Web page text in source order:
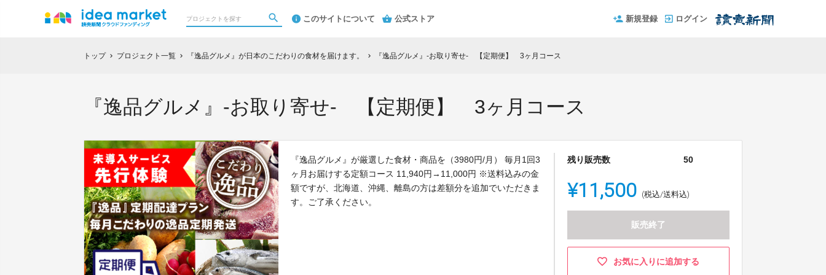
このサイトについて 公式ストア 新規登録 ログイン
トップ chevron_right プロジェクト一覧 chevron_right 『逸品グルメ』が日本のこだわりの食材を届けます。 chevron_right 『逸品グルメ』-お取り寄せ- 【定期便】 3ヶ月コース
『逸品グルメ』-お取り寄せ- 【定期便】 3ヶ月コース
『逸品グルメ』が厳選した食材・商品を（3980円/月） 毎月1回3
ヶ月お届けする定額コース 11,940円→11,000円 ※送料込みの金
額ですが、北海道、沖縄、離島の方は差額分を追加でいただきま
す。ご了承ください。
残り販売数 50
¥11,500 (税込/送料込)
販売終了
お気に入りに追加する